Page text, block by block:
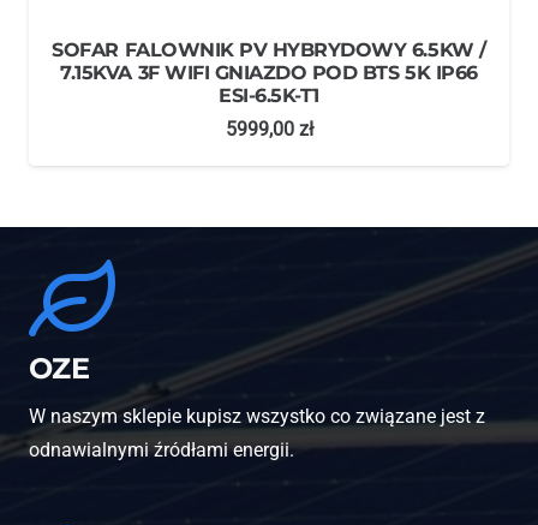
Konstrukcja na 26 paneli K502/26 XL PION
2020-2200 / 1053-1300
6975,00 zł
OZE
W naszym sklepie kupisz wszystko co związane jest z
odnawialnymi źródłami energii.